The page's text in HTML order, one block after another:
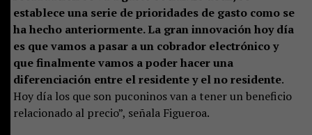
establece una serie de prioridades de gasto como se
ha hecho anteriormente. La gran innovación hoy día
es que vamos a pasar a un cobrador electrónico y
que finalmente vamos a poder hacer una
diferenciación entre el residente y el no residente.
Hoy día los que son puconinos van a tener un beneficio
relacionado al precio”, señala Figueroa.